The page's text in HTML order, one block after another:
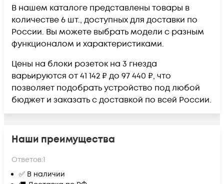
В нашем каталоге представлены товары в
количестве 6 шт., доступных для доставки по
России. Вы можете выбрать модели с разным
функционалом и характеристиками.
Цены на блоки розеток на 3 гнезда
варьируются от 41 142 ₽ до 97 440 ₽, что
позволяет подобрать устройство под любой
бюджет и заказать с доставкой по всей России.
Наши преимущества
Ответов:1
✅ В наличии